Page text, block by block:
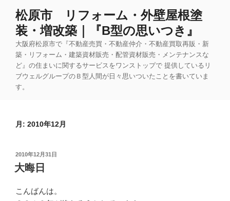
松原市 リフォーム・外壁屋根塗
装・増改築｜『B型の思いつき』
大阪府松原市で『不動産売買・不動産仲介・不動産買取再販・新
築・リフォーム・建築資材販売・配管資材販売・メンテナンスな
ど』の住まいに関するサービスをワンストップで 提供しているリ
ブウェルグループのＢ型人間が日々思いついたことを書いていま
す。
月: 2010年12月
投
稿
日:
2010年12月31日
大晦日
こんばんは。